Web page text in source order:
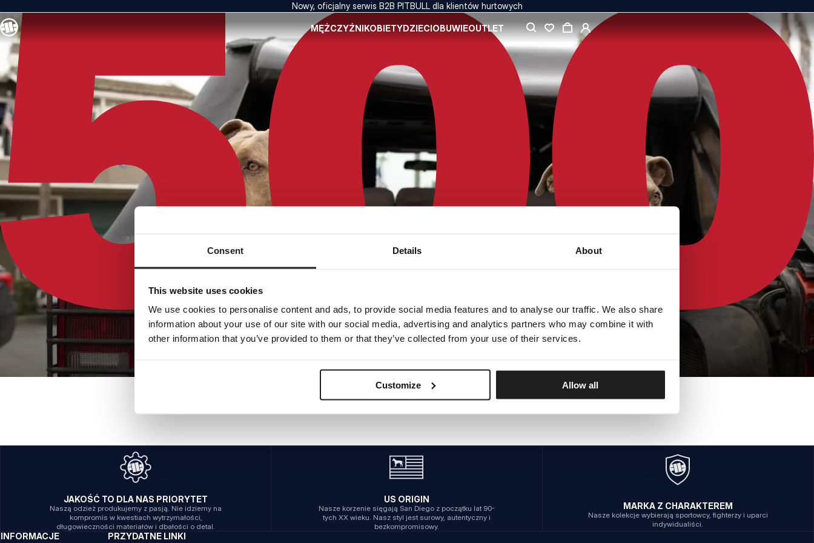
Consent Details About
This website uses cookies
We use cookies to personalise content and ads, to provide social media features and to analyse our traffic. We also share
information about your use of our site with our social media, advertising and analytics partners who may combine it with
other information that you’ve provided to them or that they’ve collected from your use of their services.
Customize Allow all
Nowy, oficjalny serwis B2B PITBULL dla klientów hurtowych
MĘŻCZYŹNIKOBIETYDZIECIOBUWIEOUTLET
WEWNĘTRZNY BŁĄD SERWERA
POWRÓT NA STRONĘ GŁÓWNĄ
JAKOŚĆ TO DLA NAS PRIORYTET
Naszą odzież produkujemy z pasją. Nie idziemy na
kompromis w kwestiach wytrzymałości,
długowieczności materiałów i dbałości o detal.
US ORIGIN
Nasze korzenie sięgają San Diego z początku lat 90-
tych XX wieku. Nasz styl jest surowy, autentyczny i
bezkompromisowy.
MARKA Z CHARAKTEREM
Nasze kolekcje wybierają sportowcy, fighterzy i uparci
indywidualiści.
INFORMACJE
PRZYDATNE LINKI